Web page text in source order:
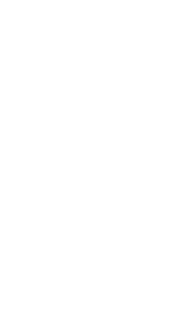
Сведения об установлении классов (подклассов)
Сведения об установлении классов (подклассов)